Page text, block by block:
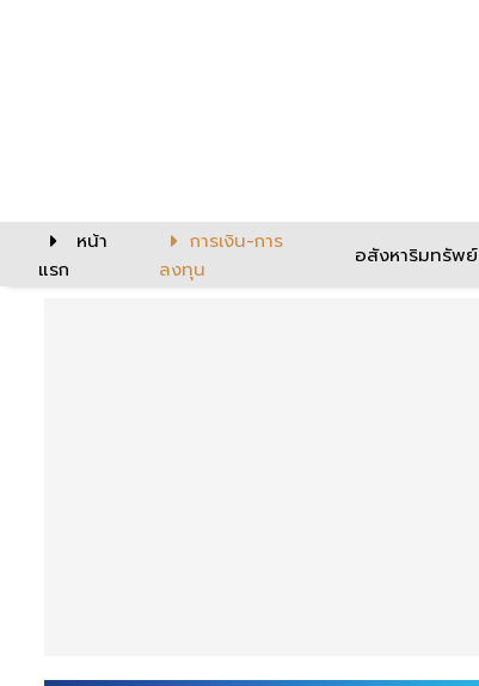
หน้า
แรก
การเงิน-การ
ลงทุน
อสังหาริมทรัพย์